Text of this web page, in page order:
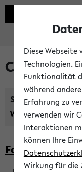
Courses
Semester:
WiSe 2026/2027
Faculty of
Diese
Technologien.
Funktionalität
während
Erfahrung zu
verwenden wir
Interaktionen
können Ihre
Wirkung für die